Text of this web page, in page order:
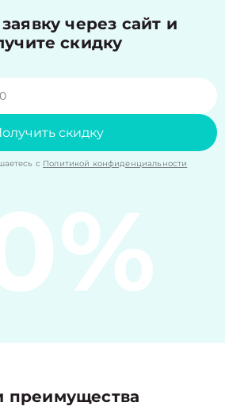
через сайт и
скидку
скидку
с Политикой конфиденциальности
преимущества